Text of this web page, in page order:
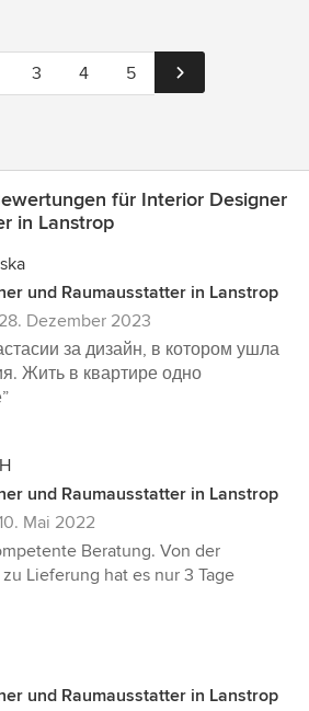
3 4 5
für Interior Designer
in Lanstrop
und Raumausstatter in Lanstrop
28. Dezember 2023
за дизайн, в котором ушла
Жить в квартире одно
und Raumausstatter in Lanstrop
Mai 2022
Beratung. Von der
Lieferung hat es nur 3 Tage
und Raumausstatter in Lanstrop